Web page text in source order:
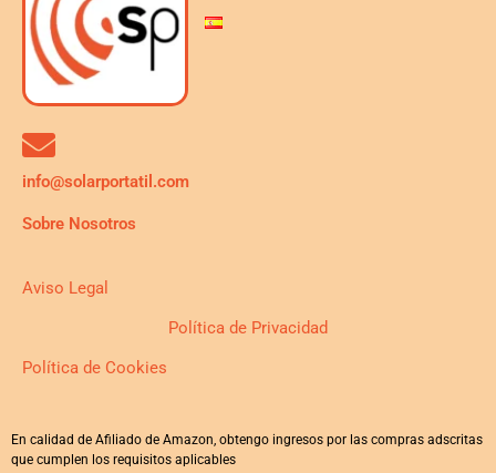
info@solarportatil.com
Sobre Nosotros
Aviso Legal
Política de Privacidad
Política de Cookies
En calidad de Afiliado de Amazon, obtengo ingresos por las compras adscritas
que cumplen los requisitos aplicables